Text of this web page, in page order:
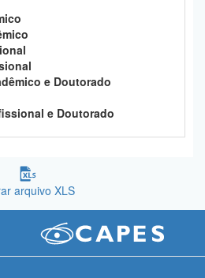
e Doutorado
e Doutorado
arquivo XLS